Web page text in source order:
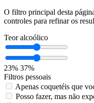
O filtro principal desta
controles para refinar os
Teor alcoólico
23% 37%
Filtros pessoais
Apenas coquetéis que
Posso fazer, mas não